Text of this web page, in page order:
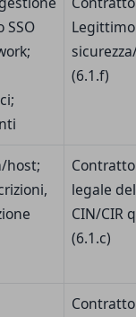
SSO
(6.1.f)
host;
legale
CIN/CIR
(6.1.c)